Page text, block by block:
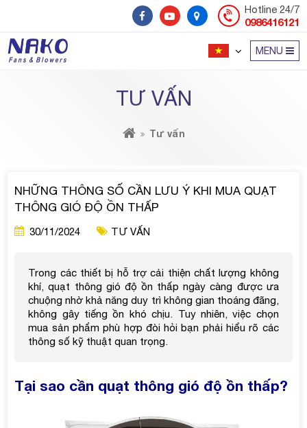
Hotline 24/7
0986416121
MENU
TƯ VẤN
Tư vấn
NHỮNG THÔNG SỐ CẦN LƯU Ý KHI MUA QUẠT
THÔNG GIÓ ĐỘ ỒN THẤP
30/11/2024 TƯ VẤN
Trong các thiết bị hỗ trợ cải thiện chất lượng không
khí, quạt thông gió độ ồn thấp ngày càng được ưa
chuộng nhờ khả năng duy trì không gian thoáng đãng,
không gây tiếng ồn khó chịu. Tuy nhiên, việc chọn
mua sản phẩm phù hợp đòi hỏi bạn phải hiểu rõ các
thông số kỹ thuật quan trọng.
Tại sao cần quạt thông gió độ ồn thấp?